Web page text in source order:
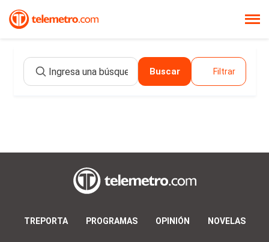
Buscar Filtrar
TREPORTA PROGRAMAS OPINIÓN NOVELAS